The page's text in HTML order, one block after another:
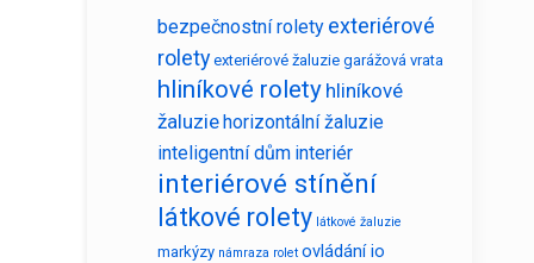
bezpečnostní rolety exteriérové
rolety exteriérové žaluzie garážová vrata
hliníkové rolety hliníkové
žaluziehorizontální žaluzie
inteligentní dům interiér
interiérové stínění
látkové rolety látkové žaluzie
markýzy námraza rolet ovládání io